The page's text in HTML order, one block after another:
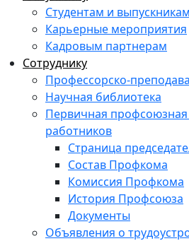
Студентам и выпускникам
Карьерные мероприятия
Кадровым партнерам
Сотруднику
Профессорско-
Научная библиотека
Первичная профсоюзная
работников
Страница
Состав Профкома
Комиссия Профкома
История Профсоюза
Документы
Объявления о